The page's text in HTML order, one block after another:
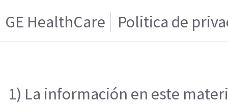
GE HealthCare Politica de
1) La información en este